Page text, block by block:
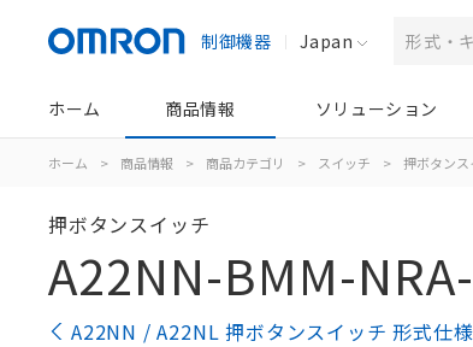
制御機器 Japan
ホーム 商品情報 ソリューション
ホーム > 商品情報 > 商品カテゴリ > スイッチ > 押ボタン
押ボタンスイッチ
A22NN-BMM-
A22NN / A22NL 押ボタンスイッチ 形式仕